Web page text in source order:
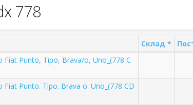
778
Склад *
Punto, Tipo, Brava/o, Uno_(778 C
Punto. Tipo. Brava o. Uno_(778 CD